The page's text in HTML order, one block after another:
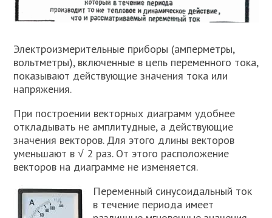
Электроизмерительные приборы (амперметры,
вольтметры), включенные в цепь переменного тока,
показывают действующие значения тока или
напряжения.
При построении векторных диаграмм удобнее
откладывать не амплитудные, а действующие
значения векторов. Для этого длины векторов
уменьшают в √ 2 раз. От этого расположение
векторов на диаграмме не изменяется.
Переменный синусоидальный ток
в течение периода имеет